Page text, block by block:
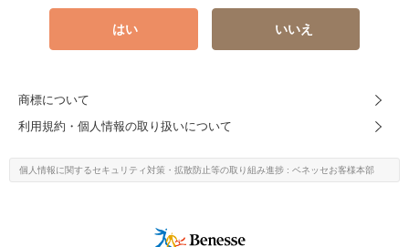
はい いいえ
商標について
利用規約・個人情報の取り扱いについて
個人情報に関するセキュリティ対策・ 拡散防止等の取り組み進捗 : ベネッセお客様本部